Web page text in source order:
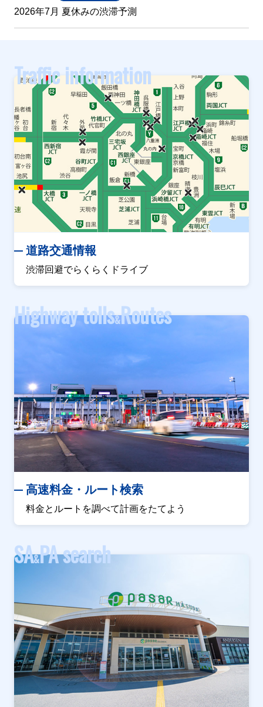
2026年7月 夏休みの渋滞予測
Traffic information
道路交通情報
渋滞回避でらくらくドライブ
Highway tolls&Routes
高速料金・ルート検索
料金とルートを調べて計画をたてよう
SA&PA search